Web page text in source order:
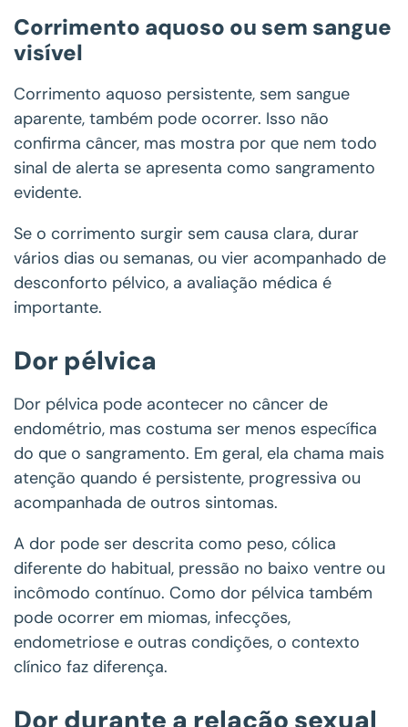
Corrimento aquoso ou sem sangue
visível
Corrimento aquoso persistente, sem sangue
aparente, também pode ocorrer. Isso não
confirma câncer, mas mostra por que nem todo
sinal de alerta se apresenta como sangramento
evidente.
Se o corrimento surgir sem causa clara, durar
vários dias ou semanas, ou vier acompanhado de
desconforto pélvico, a avaliação médica é
importante.
Dor pélvica
Dor pélvica pode acontecer no câncer de
endométrio, mas costuma ser menos específica
do que o sangramento. Em geral, ela chama mais
atenção quando é persistente, progressiva ou
acompanhada de outros sintomas.
A dor pode ser descrita como peso, cólica
diferente do habitual, pressão no baixo ventre ou
incômodo contínuo. Como dor pélvica também
pode ocorrer em miomas, infecções,
endometriose e outras condições, o contexto
clínico faz diferença.
Dor durante a relação sexual